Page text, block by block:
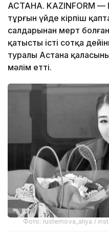
АСТАНА. KAZINFORM —
тұрғын үйде кірпіш
салдарынан мерт
қатысты істі сотқа
туралы Астана
мәлім етті.
Фото: rustemova_aliya /